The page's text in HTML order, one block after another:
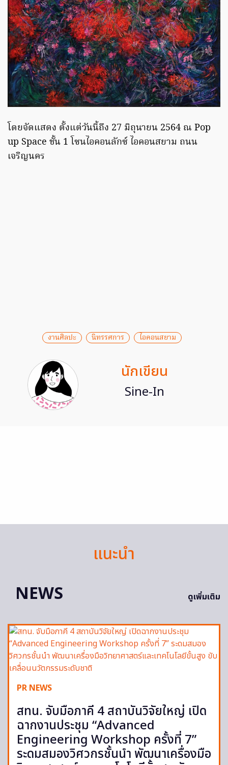
โดยจัดแสดง ตั้งแต่วันนี้ถึง 27 มิถุนายน 2564 ณ Pop
up Space ชั้น 1 โซนไอคอนลักซ์ ไอคอนสยาม ถนน
เจริญนคร
งานศิลปะ นิทรรศการ ไอคอนสยาม
นักเขียน
Sine-In
แนะนำ
NEWS
ดูเพิ่มเติม
PR NEWS
สทน. จับมือภาคี 4 สถาบันวิจัยใหญ่ เปิด
ฉากงานประชุม “Advanced
Engineering Workshop ครั้งที่ 7”
ระดมสมองวิศวกรชั้นนำ พัฒนาเครื่องมือ